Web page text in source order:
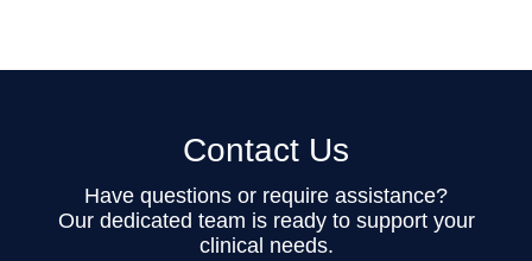
Contact Us
Have questions or require assistance?
Our dedicated team is ready to support your
clinical needs.